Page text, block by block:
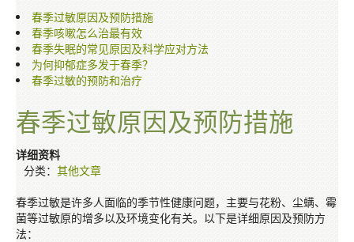
春季过敏原因及预防措施
春季咳嗽怎么治最有效
春季失眠的常见原因及科学应对方法
为何抑郁症多发于春季？
春季过敏的预防和治疗
春季过敏原因及预防措施
详细资料
分类： 其他文章
春季过敏是许多人面临的季节性健康问题，主要与花粉、尘螨、霉
菌等过敏原的增多以及环境变化有关。以下是详细原因及预防方
法：